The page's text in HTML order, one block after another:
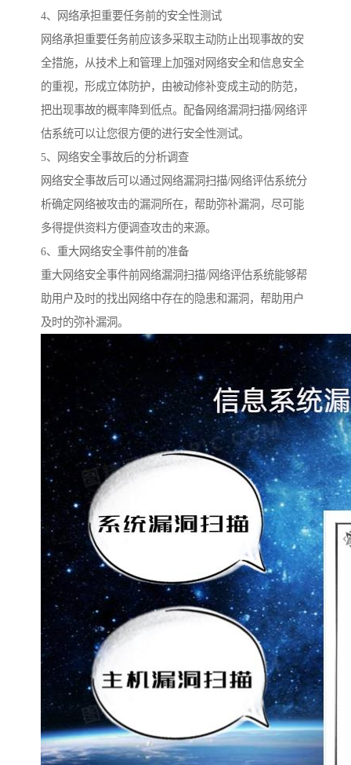
4、网络承担重要任务前的安全性测试
网络承担重要任务前应该多采取主动防止出现事故的安
全措施，从技术上和管理上加强对网络安全和信息安全
的重视，形成立体防护，由被动修补变成主动的防范，
把出现事故的概率降到低点。配备网络漏洞扫描/网络评
估系统可以让您很方便的进行安全性测试。
5、网络安全事故后的分析调查
网络安全事故后可以通过网络漏洞扫描/网络评估系统分
析确定网络被攻击的漏洞所在，帮助弥补漏洞，尽可能
多得提供资料方便调查攻击的来源。
6、重大网络安全事件前的准备
重大网络安全事件前网络漏洞扫描/网络评估系统能够帮
助用户及时的找出网络中存在的隐患和漏洞，帮助用户
及时的弥补漏洞。